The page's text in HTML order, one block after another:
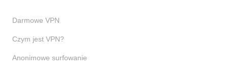
Darmowe VPN
Czym jest VPN?
Anonimowe surfowanie